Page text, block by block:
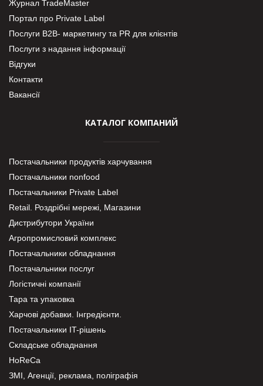
Журнал TradeMaster
Портал про Private Label
Послуги В2В- маркетингу та PR для клієнтів
Послуги з надання інформації
Відгуки
Контакти
Вакансії
КАТАЛОГ КОМПАНИЙ
Постачальники продуктів харчування
Постачальники nonfood
Постачальники Private Label
Retail. Роздрібні мережі, Магазини
Дистрибутори України
Агропромисловий комплекс
Постачальники обладнання
Постачальники послуг
Логістичні компанії
Тара та упаковка
Харчові добавки. Інгредієнти.
Постачальники IT-рішень
Складське обладнання
HoReCa
ЗМІ, Агенції, реклама, поліграфія